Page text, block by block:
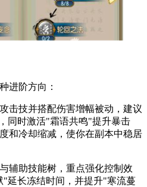
进阶方向：
击技并搭配伤害增幅被动，建议
同时激活"霜语共鸣"提升暴击
和冷却缩减，使你在副本中稳居
辅助技能树，重点强化控制效
延长冻结时间，并提升"寒流蔓